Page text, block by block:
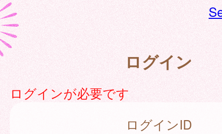
ログイン
ログインが必要です
ログインID